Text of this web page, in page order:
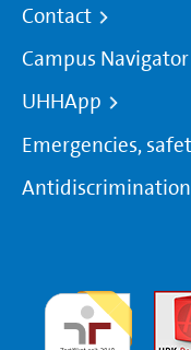
Contact
Campus Navigator
UHHApp
Emergencies,
Antidiscrimination